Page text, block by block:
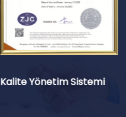
Kalite Yönetim Sistemi